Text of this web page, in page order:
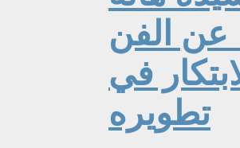
عن الفن
في
تطويره